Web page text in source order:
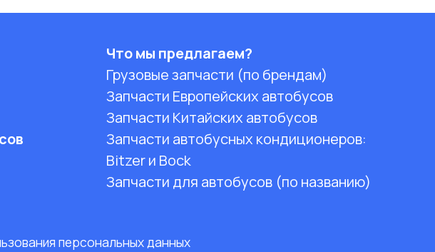
Что мы предлагаем?
Грузовые запчасти (по брендам)
Запчасти Европейских автобусов
Запчасти Китайских автобусов
Запчасти автобусных кондиционеров:
Bitzer и Bock
Запчасти для автобусов (по названию)
персональных данных